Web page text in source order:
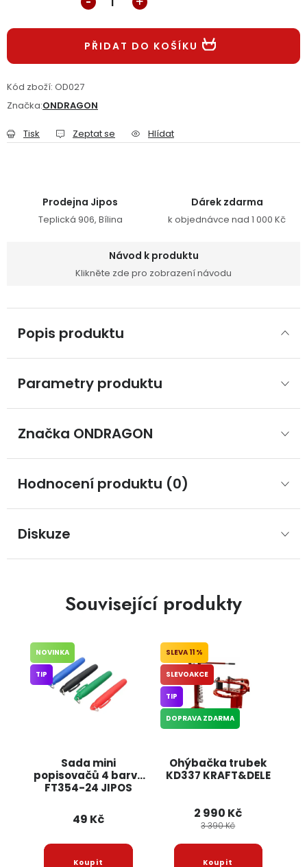
Reklamační formulář Odstoupení ve lhůtě 14 dní
Obchodní podmínky Reklamační řád
Podmínky ochrany osobních údajů
PŘIDAT DO KOŠÍKU
Kód zboží: OD027
Značka:ONDRAGON
Tisk Zeptat se Hlídat
Prodejna Jipos
Teplická 906, Bílina
Dárek zdarma
k objednávce nad 1 000 Kč
Návod k produktu
Klikněte zde pro zobrazení návodu
Popis produktu
Parametry produktu
Značka ONDRAGON
Hodnocení produktu (0)
Diskuze
Související produkty
Sada mini
popisovačů 4 barvy
FT354-24 JIPOS
NOVINKA
TIP
49 Kč
Ohýbačka trubek
KD337 KRAFT&DELE
11 %
SLEVOAKCE
TIP
DOPRAVA ZDARMA
2 990 Kč
3 390 Kč